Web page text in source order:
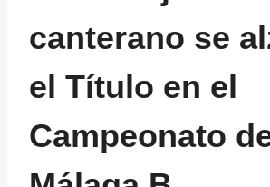
canterano se
el Título en el
Campeonato